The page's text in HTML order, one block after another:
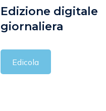
giornaliera
Edicola